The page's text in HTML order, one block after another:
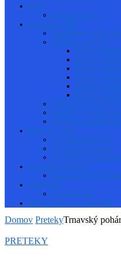
Videá
Zahraničné dráhy
Trnavský pohár
Pravidlá Hudy series-
Prihlásení na pretek
Zoznam
Zoznam
Zoznam
Zoznam
Zoznam
Zoznam
Pravidlá Trnavský
Výsledky seriálu
Prihláška na pretek
Rady čo a ako
Aké auto na začiatok
Efektívne spájkovanie
Ako nabíjať LiPo
Kalendár pretekov
Kalendár Česko –
Newsletter
Novinky o RC
Občerstvenie na autodráhe
Domov PretekyTrnavský
PRETEKY